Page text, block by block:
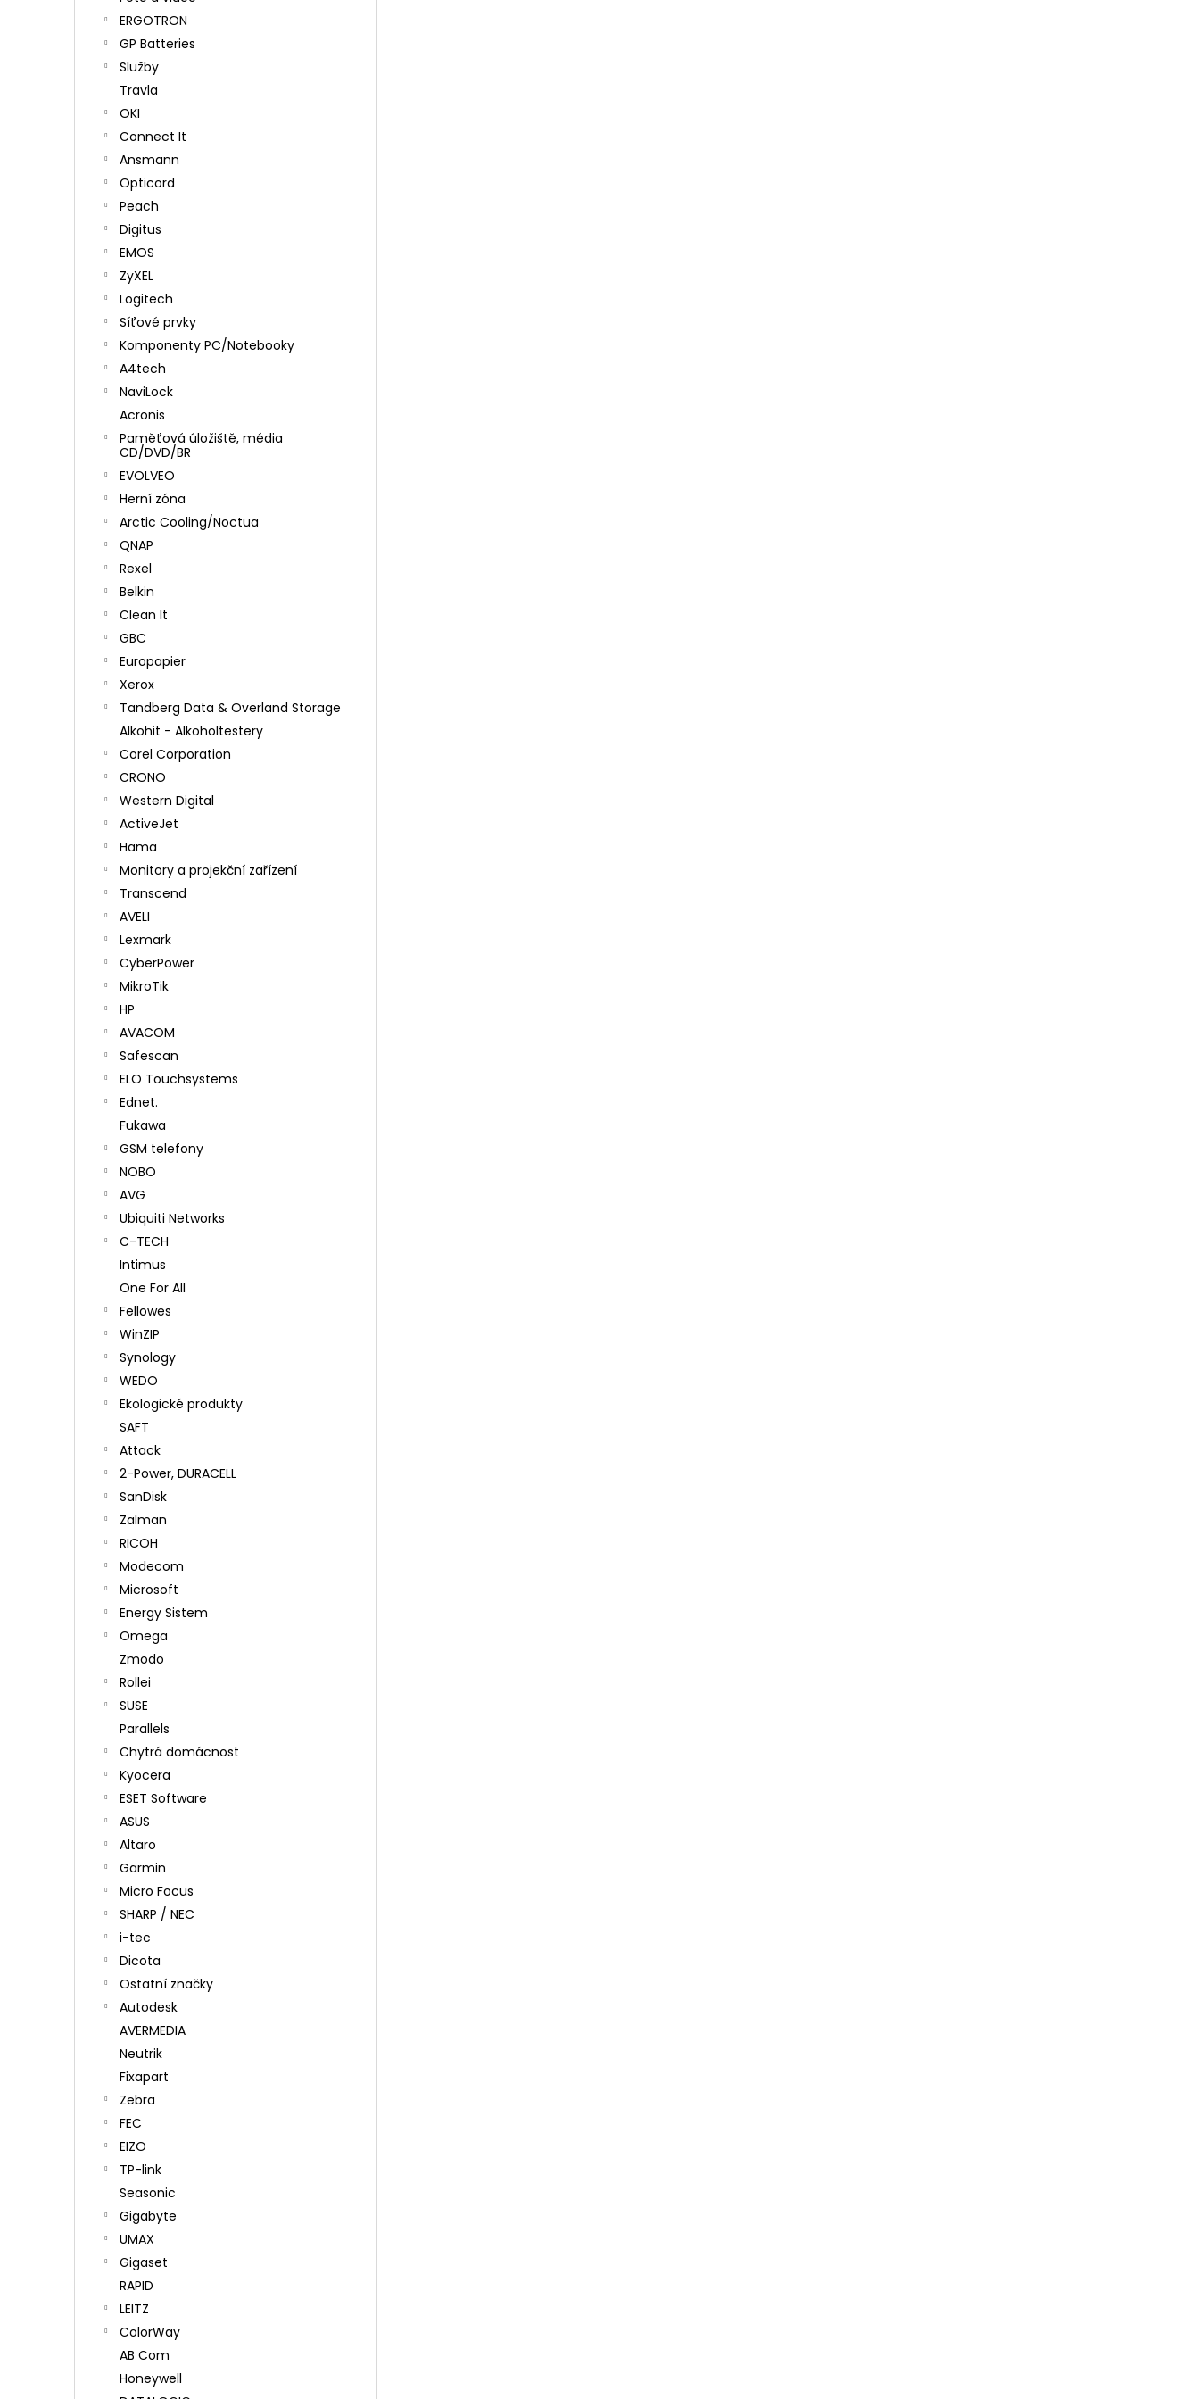
ERGOTRON
GP Batteries
Služby
Travla
OKI
Connect It
Ansmann
Opticord
Peach
Digitus
EMOS
ZyXEL
Logitech
Síťové prvky
Komponenty PC/Notebooky
A4tech
NaviLock
Acronis
Paměťová úložiště, média
CD/DVD/BR
EVOLVEO
Herní zóna
Arctic Cooling/Noctua
QNAP
Rexel
Belkin
Clean It
GBC
Europapier
Xerox
Tandberg Data & Overland Storage
Alkohit - Alkoholtestery
Corel Corporation
CRONO
Western Digital
ActiveJet
Hama
Monitory a projekční zařízení
Transcend
AVELI
Lexmark
CyberPower
MikroTik
HP
AVACOM
Safescan
ELO Touchsystems
Ednet.
Fukawa
GSM telefony
NOBO
AVG
Ubiquiti Networks
C-TECH
Intimus
One For All
Fellowes
WinZIP
Synology
WEDO
Ekologické produkty
SAFT
Attack
2-Power, DURACELL
SanDisk
Zalman
RICOH
Modecom
Microsoft
Energy Sistem
Omega
Zmodo
Rollei
SUSE
Parallels
Chytrá domácnost
Kyocera
ESET Software
ASUS
Altaro
Garmin
Micro Focus
SHARP / NEC
i-tec
Dicota
Ostatní značky
Autodesk
AVERMEDIA
Neutrik
Fixapart
Zebra
FEC
EIZO
TP-link
Seasonic
Gigabyte
UMAX
Gigaset
RAPID
LEITZ
ColorWay
AB Com
Honeywell